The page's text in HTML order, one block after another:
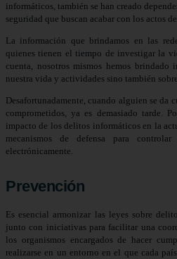
informáticos, también se han creado
seguridad que buscan acabar con los actos
La información que brindamos en las
quienes tienen el tiempo de investigar la
cuenta, nosotros mismos hemos
nuestra vida y actividades sino también
Desafortunadamente, cuando alguien se da
comprometidos, ya es demasiado tarde.
impacto de los delitos informáticos en la
mecanismos de defensa para
electrónicamente.
Prevención
Es esencial armonizar las leyes sobre
junto con iniciativas para facilitar una
los organismos encargados de hacer
realizarse en un entorno en el que cada